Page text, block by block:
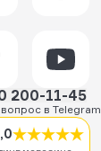
200-11-45
в Telegram